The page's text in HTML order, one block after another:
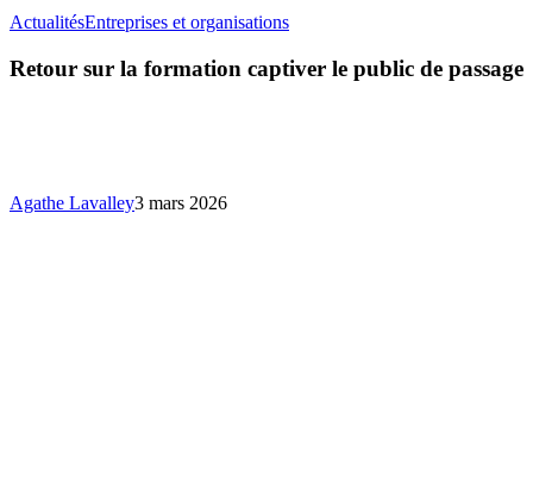
ActualitésEntreprises et organisationsRetour
la
formation
Retour sur la formation captiver le public de passage
Agathe Lavalley3 mars 2026